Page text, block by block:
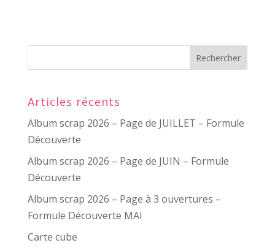
Articles récents
Album scrap 2026 – Page de JUILLET – Formule
Découverte
Album scrap 2026 – Page de JUIN – Formule
Découverte
Album scrap 2026 – Page à 3 ouvertures –
Formule Découverte MAI
Carte cube